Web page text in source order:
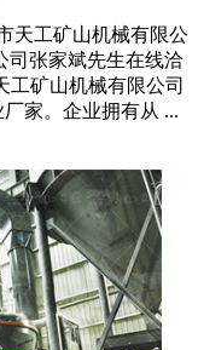
天工矿山机械有限公
司张家斌先生在线洽
工矿山机械有限公司
家。企业拥有从 ...